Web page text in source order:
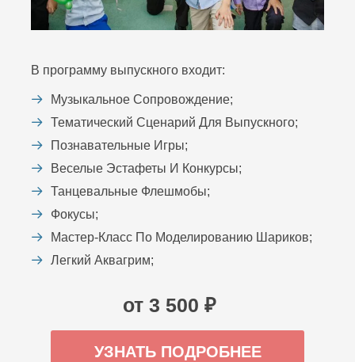
В программу выпускного входит:
Музыкальное Сопровождение;
Тематический Сценарий Для Выпускного;
Познавательные Игры;
Веселые Эстафеты И Конкурсы;
Танцевальные Флешмобы;
Фокусы;
Мастер-Класс По Моделированию Шариков;
Легкий Аквагрим;
от 3 500 ₽
УЗНАТЬ ПОДРОБНЕЕ